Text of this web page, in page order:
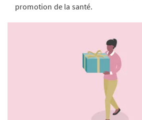
promotion de la santé.